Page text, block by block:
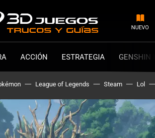
NUEVO
ACCIÓN ESTRATEGIA GENSHIN
League of Legends Steam Lol